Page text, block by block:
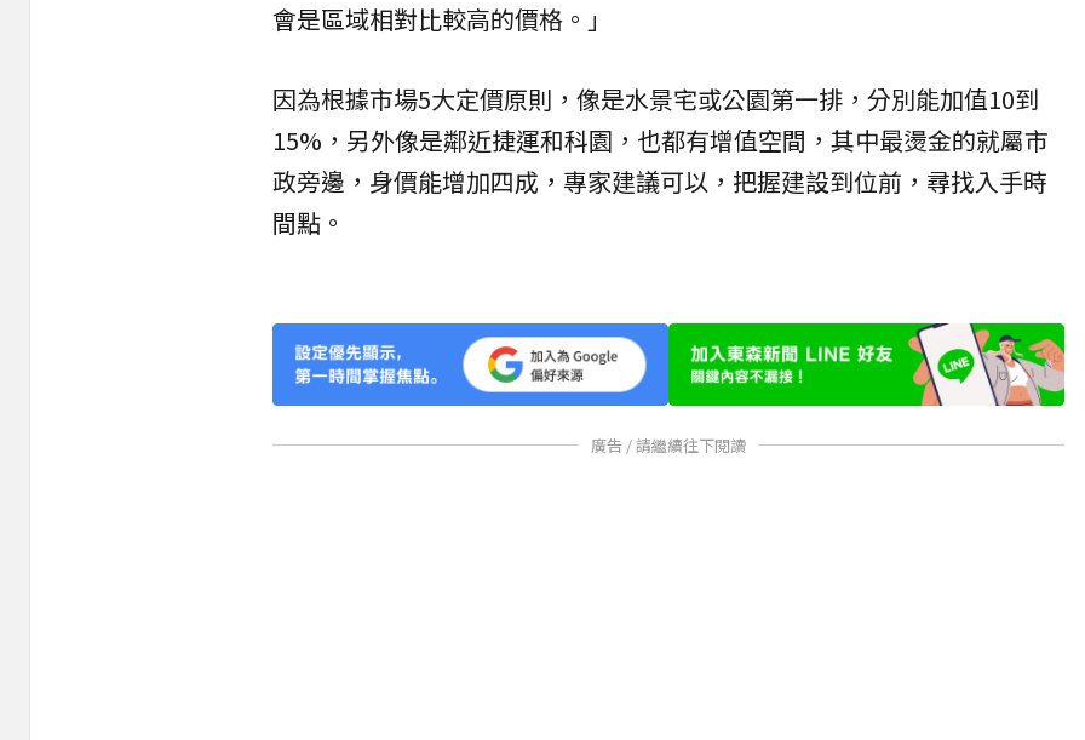
會是區域相對比較高的價格。」
因為根據市場5大定價原則，像是水景宅或公園第一排，分別能加值10到
15%，另外像是鄰近捷運和科園，也都有增值空間，其中最燙金的就屬市
政旁邊，身價能增加四成，專家建議可以，把握建設到位前，尋找入手時
間點。
廣告 / 請繼續往下閱讀